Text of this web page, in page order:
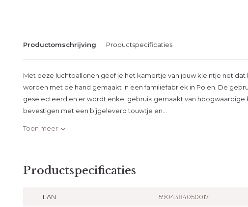
Productomschrijving Productspecificaties
Met deze luchtballonen geef je het kamertje van jouw kleintje net
worden met de hand gemaakt in een familiefabriek in Polen. De
geselecteerd en er wordt enkel gebruik gemaakt van hoogwaardige
bevestigen met een bijgeleverd touwtje en...
Toon meer
Productspecificaties
EAN 5904384050017